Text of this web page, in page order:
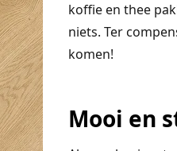
koffie en thee
niets. Ter
komen!
Mooi en